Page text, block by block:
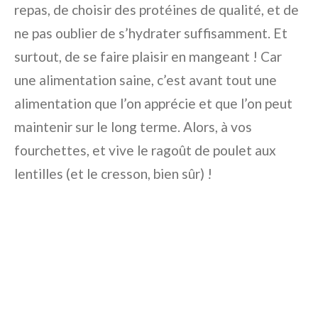
repas, de choisir des protéines de qualité, et de
ne pas oublier de s’hydrater suffisamment. Et
surtout, de se faire plaisir en mangeant ! Car
une alimentation saine, c’est avant tout une
alimentation que l’on apprécie et que l’on peut
maintenir sur le long terme. Alors, à vos
fourchettes, et vive le ragoût de poulet aux
lentilles (et le cresson, bien sûr) !